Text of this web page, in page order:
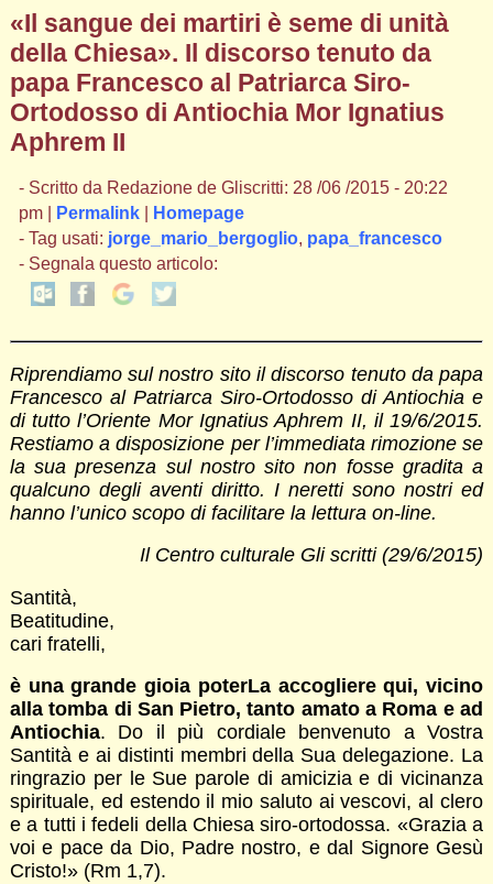
«Il sangue dei martiri è seme di unità
della Chiesa». Il discorso tenuto da
papa Francesco al Patriarca Siro-
Ortodosso di Antiochia Mor Ignatius
Aphrem II
- Scritto da Redazione de Gliscritti: 28 /06 /2015 - 20:22
pm |
Permalink|
Homepage
- Tag usati: jorge_mario_bergoglio, papa_francesco
- Segnala questo articolo:
Riprendiamo sul nostro sito il discorso tenuto da papa
Francesco al Patriarca Siro-Ortodosso di Antiochia e
di tutto l’Oriente Mor Ignatius Aphrem II, il 19/6/2015.
Restiamo a disposizione per l’immediata rimozione se
la sua presenza sul nostro sito non fosse gradita a
qualcuno degli aventi diritto. I neretti sono nostri ed
hanno l’unico scopo di facilitare la lettura on-line.
Il Centro culturale Gli scritti (29/6/2015)
Santità,
Beatitudine,
cari fratelli,
è una grande gioia poterLa accogliere qui, vicino
alla tomba di San Pietro, tanto amato a Roma e ad
Antiochia. Do il più cordiale benvenuto a Vostra
Santità e ai distinti membri della Sua delegazione. La
ringrazio per le Sue parole di amicizia e di vicinanza
spirituale, ed estendo il mio saluto ai vescovi, al clero
e a tutti i fedeli della Chiesa siro-ortodossa. «Grazia a
voi e pace da Dio, Padre nostro, e dal Signore Gesù
Cristo!» (Rm 1,7).